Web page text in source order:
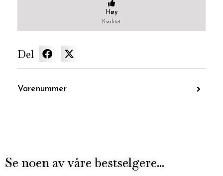
Høy
Kvalitet
Del
Varenummer
Se noen av våre bestselgere...